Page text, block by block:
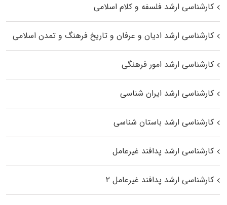
کارشناسی ارشد فلسفه و کلام اسلامی
کارشناسی ارشد ادیان و عرفان و تاریخ فرهنگ و تمدن اسلامی
کارشناسی ارشد امور فرهنگی
کارشناسی ارشد ایران شناسی
کارشناسی ارشد باستان شناسی
کارشناسی ارشد پدافند غیرعامل
کارشناسی ارشد پدافند غیرعامل ۲